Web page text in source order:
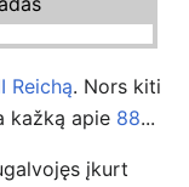
Reichą. Nors kiti
kažką apie 88...
įkurt